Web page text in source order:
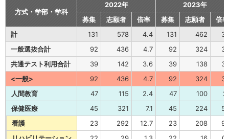
方式・学部・学科
2022年
2023年
募集
志願者 倍率 募集 志願者
倍率
計
131 578 4.4 131 462
一般選抜合計
92 436 4.7 92 324
共通テスト利用合計
39 142 3.6 39 138
<一般>
92 436 4.7 92 324
人間教育
47 115 2.4 47 100
保健医療
45 321 7.1 45 224
看護
23 292 12.7 23 208